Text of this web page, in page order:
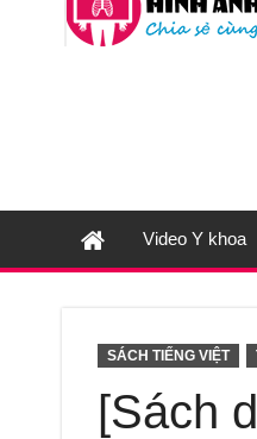
Video Y khoa
SÁCH TIẾNG VIỆT
[Sách